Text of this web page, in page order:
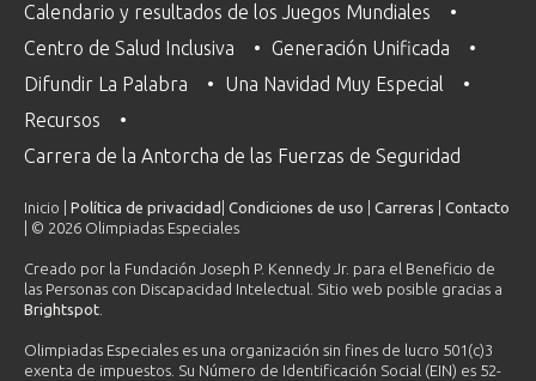
Calendario y resultados de los Juegos Mundiales
Centro de Salud Inclusiva
Generación Unificada
Difundir La Palabra
Una Navidad Muy Especial
Recursos
Carrera de la Antorcha de las Fuerzas de Seguridad
Inicio | Política de privacidad Condiciones de uso Carreras
Contacto
| © 2026 Olimpiadas Especiales
Creado por la Fundación Joseph P. Kennedy Jr. para el Beneficio de
las Personas con Discapacidad Intelectual. Sitio web posible gracias a
Brightspot
Olimpiadas Especiales es una organización sin fines de lucro 501(c)3
exenta de impuestos. Su Número de Identificación Social (EIN) es 52-